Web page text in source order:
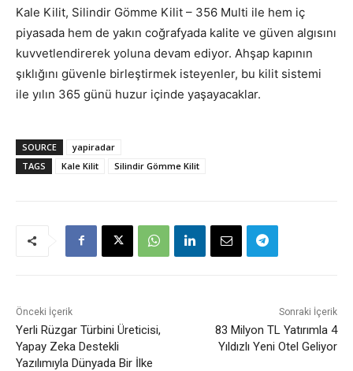
Kale Kilit, Silindir Gömme Kilit – 356 Multi ile hem iç
piyasada hem de yakın coğrafyada kalite ve güven algısını
kuvvetlendirerek yoluna devam ediyor. Ahşap kapının
şıklığını güvenle birleştirmek isteyenler, bu kilit sistemi
ile yılın 365 günü huzur içinde yaşayacaklar.
SOURCE
yapiradar
TAGS
Kale Kilit Silindir Gömme Kilit
Önceki İçerik
Yerli Rüzgar Türbini Üreticisi,
Yapay Zeka Destekli
Yazılımıyla Dünyada Bir İlke
Sonraki İçerik
83 Milyon TL Yatırımla 4
Yıldızlı Yeni Otel Geliyor